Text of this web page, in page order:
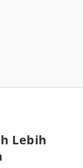
Lebih